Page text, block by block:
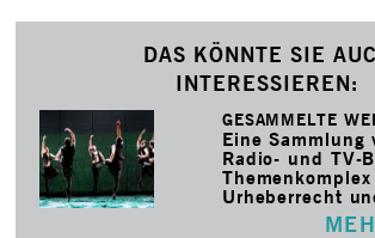
DAS KÖNNTE SIE
INTERESSIEREN:
GESAMMELTE
Eine Sammlung
Radio- und TV-
Themenkomplex
Urheberrecht